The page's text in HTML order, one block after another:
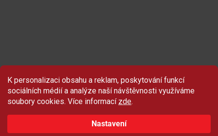
K personalizaci obsahu a reklam, poskytování funkcí
sociálních médií a analýze naší návštěvnosti využíváme
soubory cookies. Více informací zde.
Nastavení